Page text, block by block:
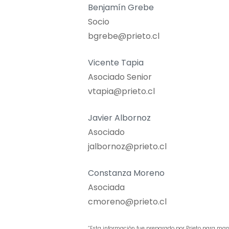
Benjamín Grebe
Socio
bgrebe@prieto.cl
Vicente Tapia
Asociado Senior
vtapia@prieto.cl
Javier Albornoz
Asociado
jalbornoz@prieto.cl
Constanza Moreno
Asociada
cmoreno@prieto.cl